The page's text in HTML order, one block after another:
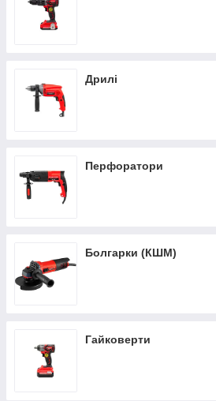
Дрилі
Перфоратори
Болгарки (КШМ)
Гайковерти